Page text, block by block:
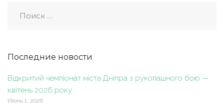
Последние новости
Відкритий чемпіонат міста Дніпра з рукопашного бою —
квітень 2026 року.
Июнь 1, 2026